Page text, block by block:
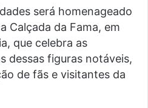
será homenageado
Calçada da Fama, em
que celebra as
dessas figuras notáveis,
de fãs e visitantes da